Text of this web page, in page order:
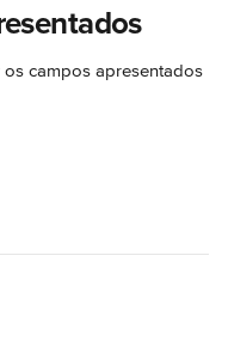
campos apresentados